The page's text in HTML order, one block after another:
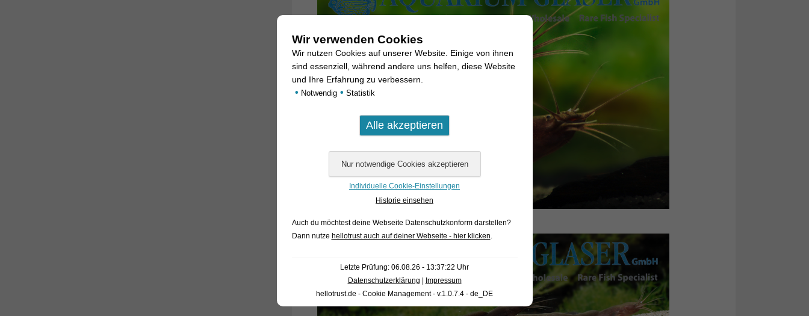
Wir verwenden Cookies
Wir nutzen Cookies auf unserer Website. Einige von ihnen
sind essenziell, während andere uns helfen, diese Website
und Ihre Erfahrung zu verbessern.
• Notwendig • Statistik
Individuelle Cookie-Einstellungen
Historie einsehen
Auch du möchtest deine Webseite Datenschutzkonform darstellen?
Dann nutze hellotrust auch auf deiner Webseite - hier klicken.
Letzte Prüfung: 06.08.26 - 13:37:22 Uhr
Datenschutzerklärung
Impressum
hellotrust.de - Cookie Management - v.1.0.7.4 - de_DE